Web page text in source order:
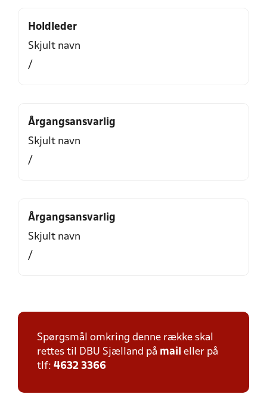
Holdleder
Skjult navn
/
Årgangsansvarlig
Skjult navn
/
Årgangsansvarlig
Skjult navn
/
Spørgsmål omkring denne række skal
rettes til DBU Sjælland på mail eller på
tlf: 4632 3366